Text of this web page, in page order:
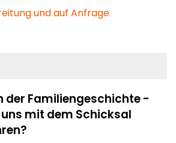
und auf Anfrage
der Familiengeschichte -
mit dem Schicksal